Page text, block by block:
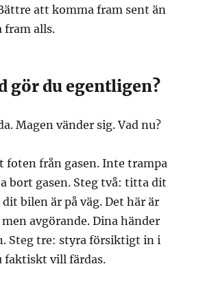
att komma fram sent än
fram alls.
gör du egentligen?
Magen vänder sig. Vad nu?
foten från gasen. Inte trampa
bort gasen. Steg två: titta dit
bilen är på väg. Det här är
avgörande. Dina händer
Steg tre: styra försiktigt in i
faktiskt vill färdas.